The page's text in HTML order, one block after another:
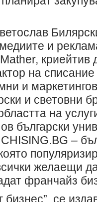
и
криейтив
на
и
и световни
на
български
–
желаещи
франчайз
бизнес” се